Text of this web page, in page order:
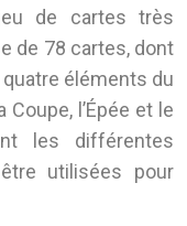
de cartes très
de 78 cartes, dont
éléments du
l’Épée et le
les différentes
utilisées pour